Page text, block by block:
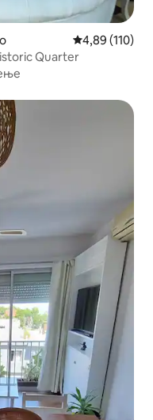
Просечна
4,89 (110)
Quarter